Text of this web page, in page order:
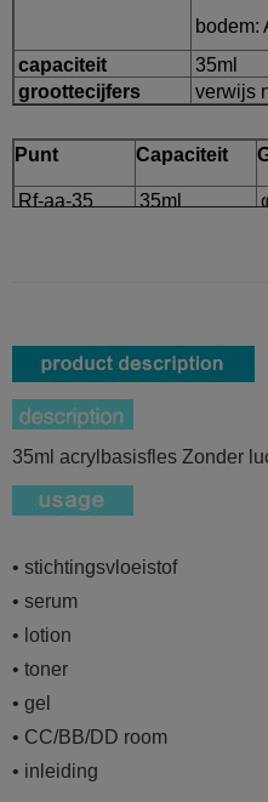
bodem:
capaciteit
35ml
groottecijfers
verwijs
Punt Capaciteit
Rf-aa-35 35ml
35ml acrylbasisfles Zonder
• stichtingsvloeistof
• serum
• lotion
• toner
• gel
• CC/BB/DD room
• inleiding